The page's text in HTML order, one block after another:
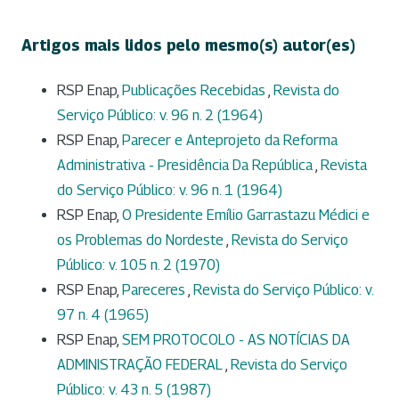
Artigos mais lidos pelo mesmo(s) autor(es)
RSP Enap, Publicações Recebidas , Revista do
Serviço Público: v. 96 n. 2 (1964)
RSP Enap, Parecer e Anteprojeto da Reforma
Administrativa - Presidência Da República, Revista
do Serviço Público: v. 96 n. 1 (1964)
RSP Enap, O Presidente Emílio Garrastazu Médici e
os Problemas do Nordeste , Revista do Serviço
Público: v. 105 n. 2 (1970)
RSP Enap, Pareceres , Revista do Serviço Público: v.
97 n. 4 (1965)
RSP Enap, SEM PROTOCOLO - AS NOTÍCIAS DA
ADMINISTRAÇÃO FEDERAL, Revista do Serviço
Público: v. 43 n. 5 (1987)